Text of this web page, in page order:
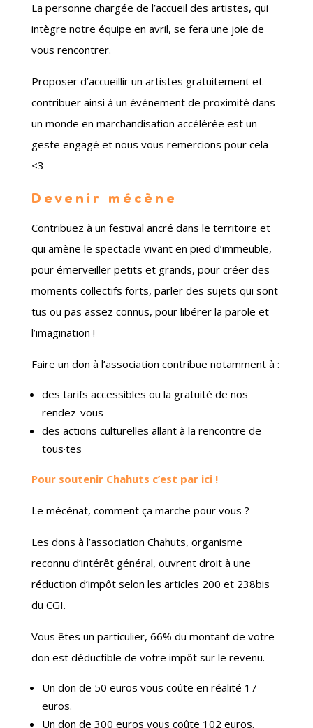
La personne chargée de l’accueil des artistes, qui
intègre notre équipe en avril, se fera une joie de
vous rencontrer.
Proposer d’accueillir un artistes gratuitement et
contribuer ainsi à un événement de proximité dans
un monde en marchandisation accélérée est un
geste engagé et nous vous remercions pour cela
<3
Devenir mécène
Contribuez à un festival ancré dans le territoire et
qui amène le spectacle vivant en pied d’immeuble,
pour émerveiller petits et grands, pour créer des
moments collectifs forts, parler des sujets qui sont
tus ou pas assez connus, pour libérer la parole et
l’imagination !
Faire un don à l’association contribue notamment à :
des tarifs accessibles ou la gratuité de nos
rendez-vous
des actions culturelles allant à la rencontre de
tous·tes
Pour soutenir Chahuts c’est par ici !
Le mécénat, comment ça marche pour vous ?
Les dons à l’association Chahuts, organisme
reconnu d’intérêt général, ouvrent droit à une
réduction d’impôt selon les articles 200 et 238bis
du CGI.
Vous êtes un particulier, 66% du montant de votre
don est déductible de votre impôt sur le revenu.
Un don de 50 euros vous coûte en réalité 17
euros.
Un don de 300 euros vous coûte 102 euros.